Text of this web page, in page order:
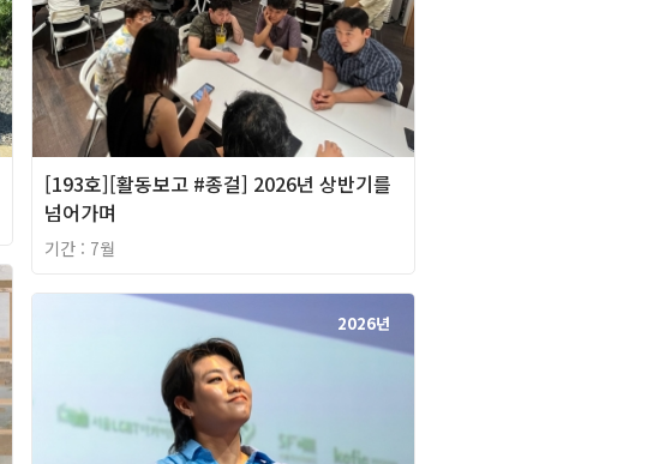
[193호][활동보고 #종걸] 2026년 상반기를
넘어가며
기간 : 7월
2026년